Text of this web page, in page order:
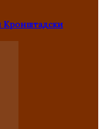
Кронштадски